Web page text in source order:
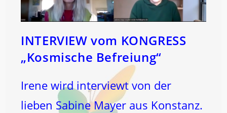
INTERVIEW vom KONGRESS
„Kosmische Befreiung“
Irene wird interviewt von der
lieben Sabine Mayer aus Konstanz.